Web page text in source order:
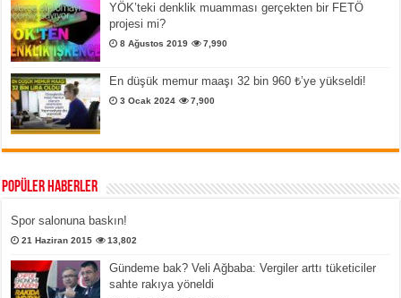
YÖK’teki denklik muamması gerçekten bir FETÖ
projesi mi?
8 Ağustos 2019 7,990
En düşük memur maaşı 32 bin 960 ₺’ye yükseldi!
3 Ocak 2024 7,900
Popüler Haberler
Spor salonuna baskın!
21 Haziran 2015 13,802
Gündeme bak? Veli Ağbaba: Vergiler arttı tüketiciler
sahte rakıya yöneldi